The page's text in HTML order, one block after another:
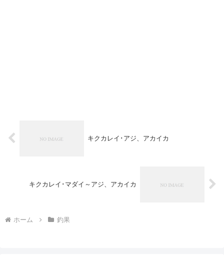
キクカレイ･アジ、アカイカ
キクカレイ･マダイ～アジ、アカイカ
ホーム 釣果